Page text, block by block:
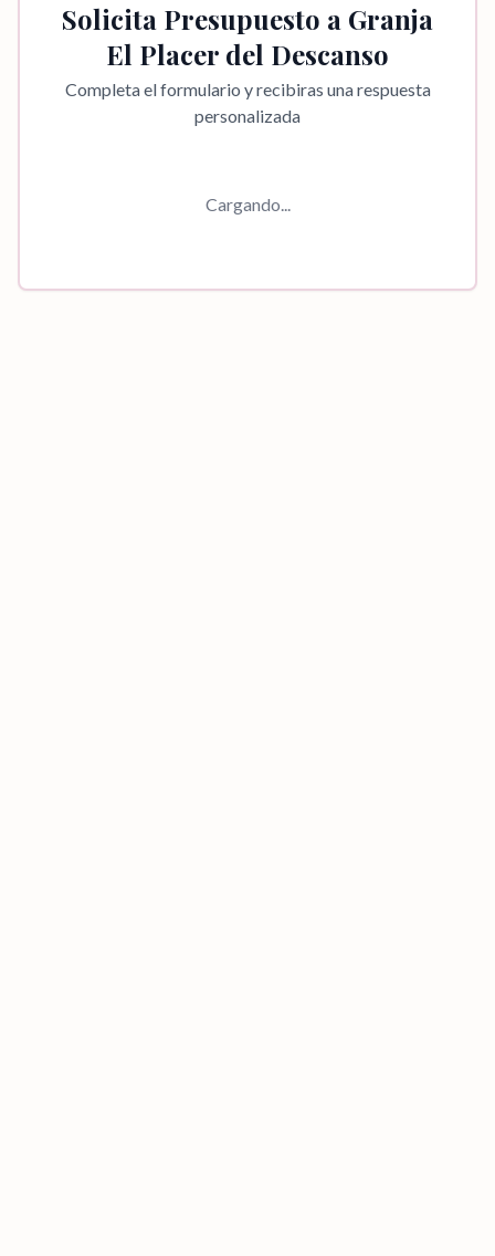
Solicita Presupuesto a Granja
El Placer del Descanso
Completa el formulario y recibiras una respuesta
personalizada
Cargando...